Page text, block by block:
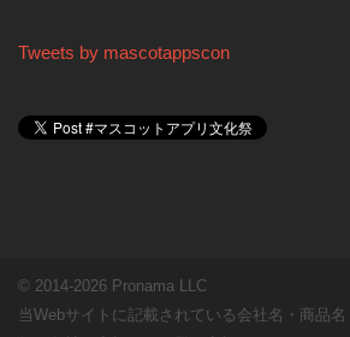
Tweets by mascotappscon
© 2014-2026 Pronama LLC
当Webサイトに記載されている会社名・商品